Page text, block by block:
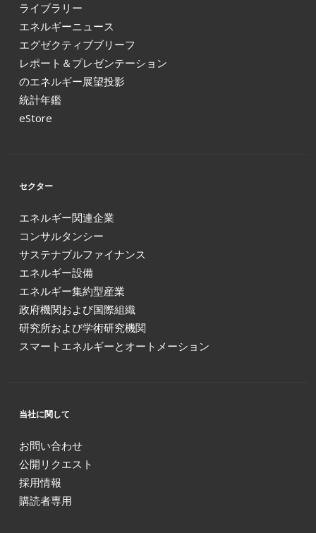
ライブラリー
エネルギーニュース
エグゼクティブブリーフ
レポート＆プレゼンテーション
のエネルギー展望投影
統計年鑑
eStore
セクター
エネルギー関連企業
コンサルタンシー
サステナブルファイナンス
エネルギー設備
エネルギー集約型産業
政府機関および国際組織
研究所および学術研究機関
スマートエネルギーとオートメーション
当社に関して
お問い合わせ
公開リクエスト
採用情報
購読者専用